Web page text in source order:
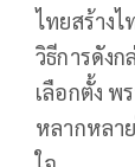
ไทยสร้าง
วิธีการดัง
เลือกตั้ง พ
หลากหลา